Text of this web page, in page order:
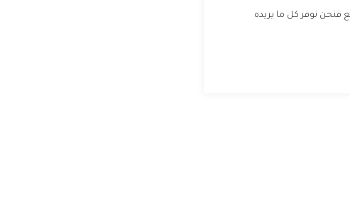
فنحن نوفر كل ما يريده